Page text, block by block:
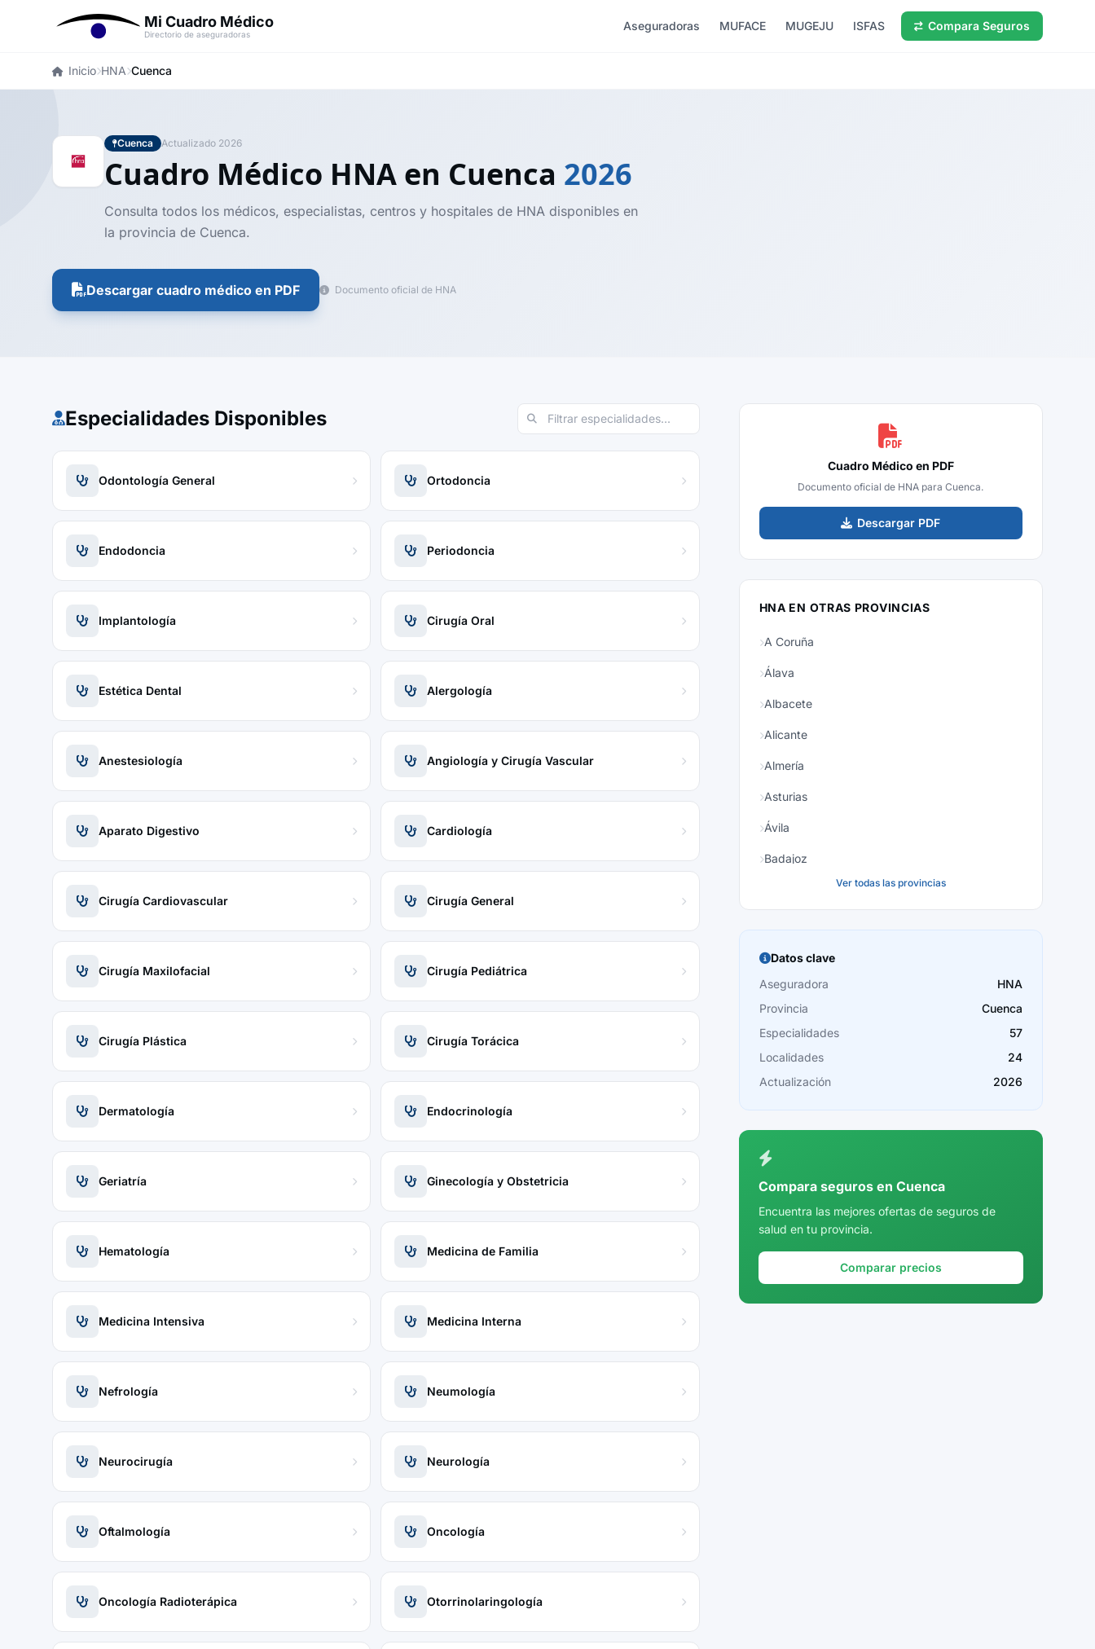
Mi Cuadro Médico
Directorio de aseguradoras
Aseguradoras MUFACE MUGEJU ISFAS Compara Seguros
Inicio HNA Cuenca
Cuenca Actualizado 2026
Cuadro Médico HNA en Cuenca 2026
Consulta todos los médicos, especialistas, centros y hospitales de HNA disponibles en
la provincia de Cuenca.
Descargar cuadro médico en PDF Documento oficial de HNA
Especialidades Disponibles
Odontología General Ortodoncia
Endodoncia Periodoncia
Implantología Cirugía Oral
Estética Dental Alergología
Anestesiología Angiología y Cirugía Vascular
Aparato Digestivo Cardiología
Cirugía Cardiovascular Cirugía General
Cirugía Maxilofacial Cirugía Pediátrica
Cirugía Plástica Cirugía Torácica
Dermatología Endocrinología
Geriatría Ginecología y Obstetricia
Hematología Medicina de Familia
Medicina Intensiva Medicina Interna
Nefrología Neumología
Neurocirugía Neurología
Oftalmología Oncología
Oncología Radioterápica Otorrinolaringología
Cuadro Médico en PDF
Documento oficial de HNA para Cuenca.
Descargar PDF
HNA EN OTRAS PROVINCIAS
A Coruña
Álava
Albacete
Alicante
Almería
Asturias
Ávila
Badajoz
Burgos
Cáceres
Cádiz
Cantabria
Castellón
Córdoba
Cuenca
Girona
Ver todas las provincias
Datos clave
Aseguradora
HNA
Provincia
Cuenca
Especialidades
57
Localidades
24
Actualización
2026
Compara seguros en Cuenca
Encuentra las mejores ofertas de seguros de
salud en tu provincia.
Comparar precios